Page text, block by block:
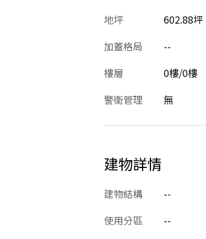
地坪 602.88坪
加蓋格局
--
樓層
0樓/0樓
警衛管理
無
建物詳情
建物結構 --
使用分區
--